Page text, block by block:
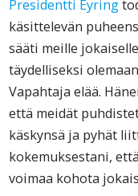
Presidentti Eyring
käsittelevän
sääti meille
täydelliseksi
Vapahtaja elää.
että meidät
käskynsä ja pyhät
kokemuksestani,
voimaa kohota